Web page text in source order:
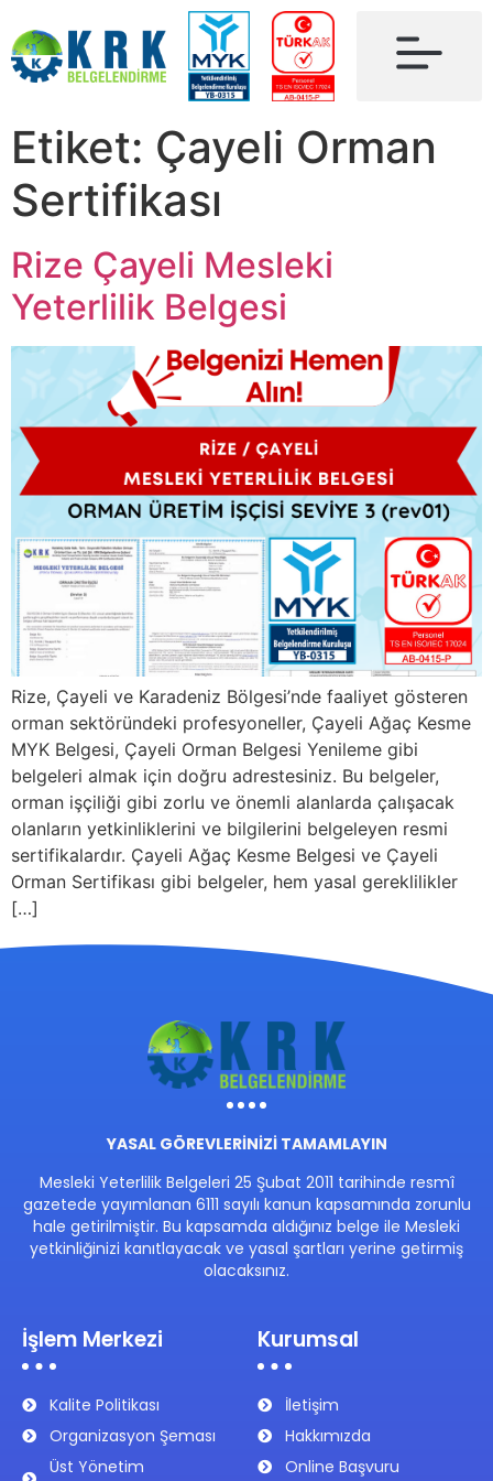
Etiket: Çayeli Orman
Sertifikası
Rize Çayeli Mesleki
Yeterlilik Belgesi
Rize, Çayeli ve Karadeniz Bölgesi’nde faaliyet gösteren
orman sektöründeki profesyoneller, Çayeli Ağaç Kesme
MYK Belgesi, Çayeli Orman Belgesi Yenileme gibi
belgeleri almak için doğru adrestesiniz. Bu belgeler,
orman işçiliği gibi zorlu ve önemli alanlarda çalışacak
olanların yetkinliklerini ve bilgilerini belgeleyen resmi
sertifikalardır. Çayeli Ağaç Kesme Belgesi ve Çayeli
Orman Sertifikası gibi belgeler, hem yasal gereklilikler
[…]
YASAL GÖREVLERİNİZİ TAMAMLAYIN
Mesleki Yeterlilik Belgeleri 25 Şubat 2011 tarihinde resmî
gazetede yayımlanan 6111 sayılı kanun kapsamında zorunlu
hale getirilmiştir. Bu kapsamda aldığınız belge ile Mesleki
yetkinliğinizi kanıtlayacak ve yasal şartları yerine getirmiş
olacaksınız.
İşlem Merkezi
Kalite Politikası
Organizasyon Şeması
Üst Yönetim
Kurumsal
İletişim
Hakkımızda
Online Başvuru